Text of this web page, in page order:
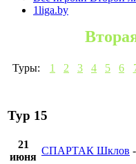
1liga.by
Туры: 1 2 3 4 5 6
Тур 15
21
июня
СПАРТАК Шклов -